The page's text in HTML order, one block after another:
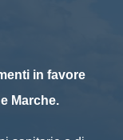
in favore
Marche.